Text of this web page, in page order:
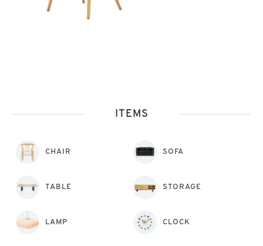
ITEMS
CHAIR SOFA
TABLE STORAGE
LAMP CLOCK